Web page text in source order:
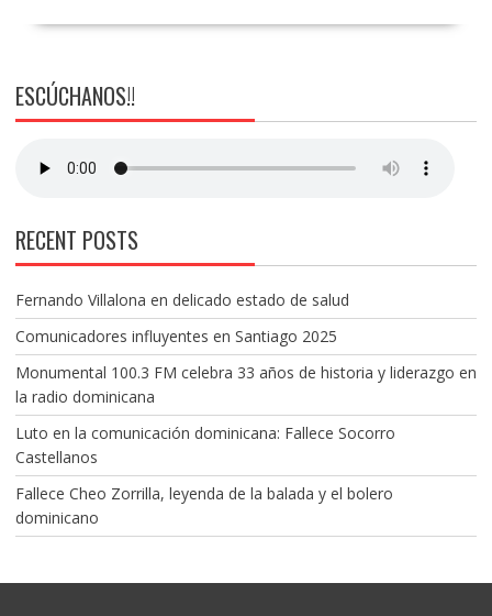
ESCÚCHANOS!!
RECENT POSTS
Fernando Villalona en delicado estado de salud
Comunicadores influyentes en Santiago 2025
Monumental 100.3 FM celebra 33 años de historia y liderazgo en
la radio dominicana
Luto en la comunicación dominicana: Fallece Socorro
Castellanos
Fallece Cheo Zorrilla, leyenda de la balada y el bolero
dominicano